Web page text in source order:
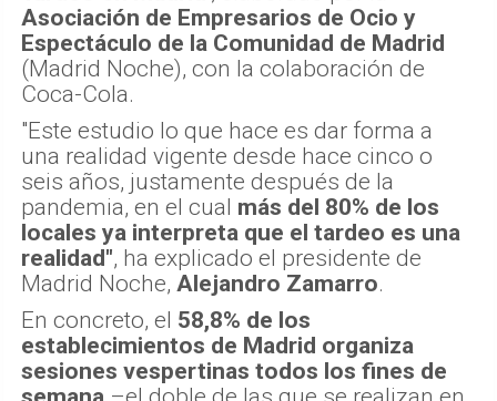
Asociación de Empresarios de Ocio y
Espectáculo de la Comunidad de Madrid
(Madrid Noche), con la colaboración de
Coca-Cola.
"Este estudio lo que hace es dar forma a
una realidad vigente desde hace cinco o
seis años, justamente después de la
pandemia, en el cual más del 80% de los
locales ya interpreta que el tardeo es una
realidad", ha explicado el presidente de
Madrid Noche, Alejandro Zamarro.
En concreto, el 58,8% de los
establecimientos de Madrid organiza
sesiones vespertinas todos los fines de